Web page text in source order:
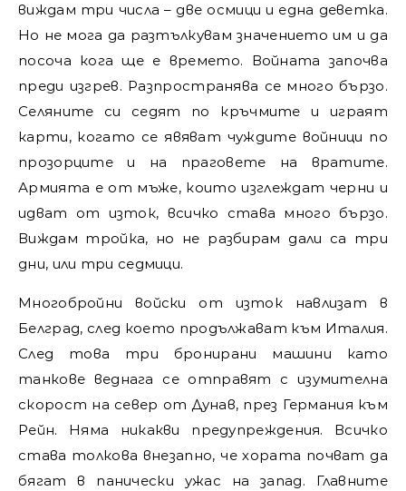
виждам три числа – две осмици и една деветка.
Но не мога да разтълкувам значението им и да
посоча кога ще е времето. Войната започва
преди изгрев. Разпространява се много бързо.
Селяните си седят по кръчмите и играят
карти, когато се явяват чуждите войници по
прозорците и на праговете на вратите.
Армията е от мъже, които изглеждат черни и
идват от изток, всичко става много бързо.
Виждам тройка, но не разбирам дали са три
дни, или три седмици.
Многобройни войски от изток навлизат в
Белград, след което продължават към Италия.
След това три бронирани машини като
танкове веднага се отправят с изумителна
скорост на север от Дунав, през Германия към
Рейн. Няма никакви предупреждения. Всичко
става толкова внезапно, че хората почват да
бягат в панически ужас на запад. Главните